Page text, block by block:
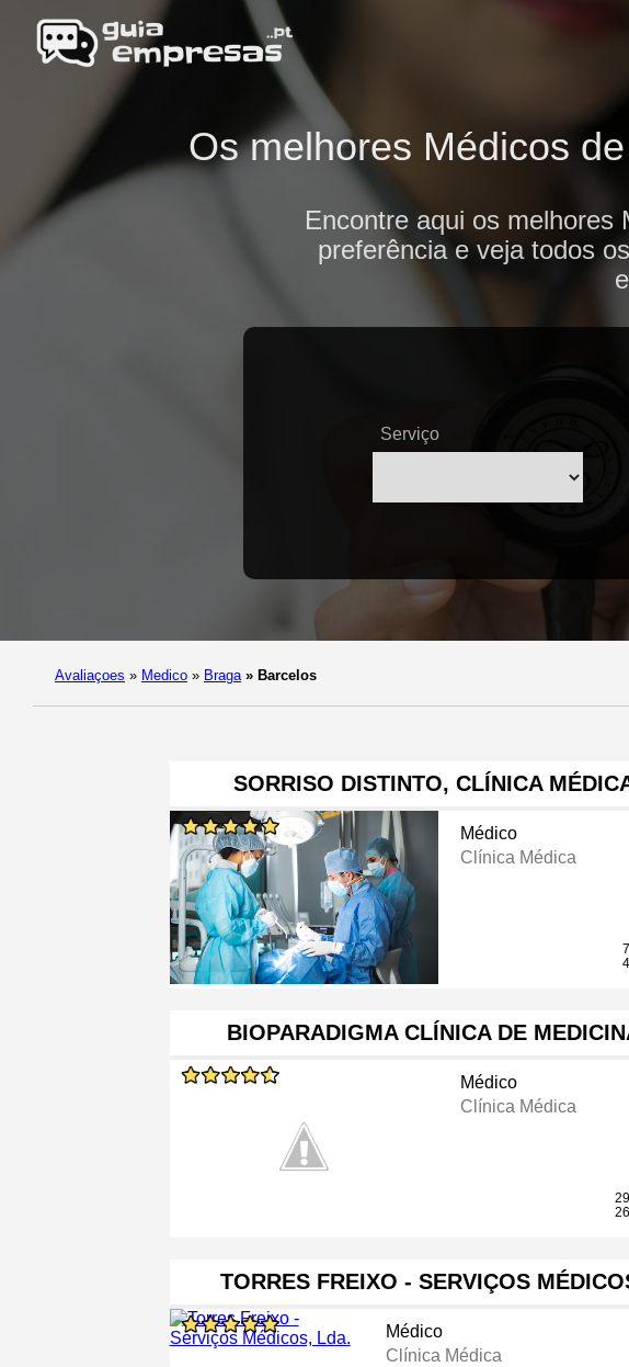
Os melhores Médicos
Encontre aqui os melhores
preferência e veja todos
Serviço
Avaliaçoes » Medico » Braga » Barcelos
SORRISO DISTINTO, CLÍNICA
Médico
Clínica Médica
BIOPARADIGMA CLÍNICA DE
Médico
Clínica Médica
TORRES FREIXO - SERVIÇOS
Médico
Clínica Médica